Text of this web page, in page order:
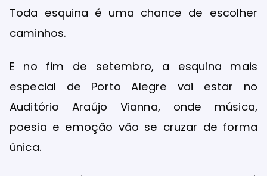
Toda esquina é uma chance de escolher
caminhos.
E no fim de setembro, a esquina mais
especial de Porto Alegre vai estar no
Auditório Araújo Vianna, onde música,
poesia e emoção vão se cruzar de forma
única.